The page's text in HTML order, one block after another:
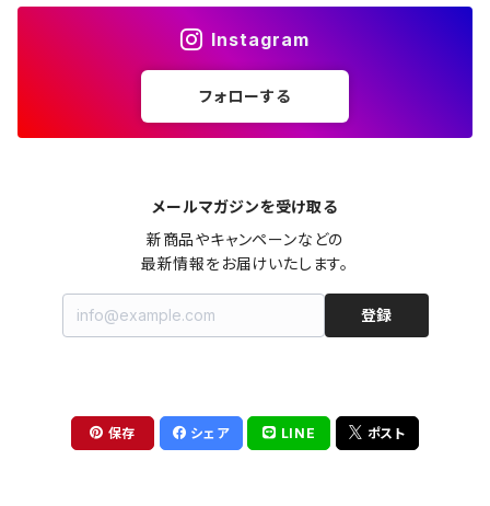
Instagram
フォローする
メールマガジンを受け取る
新商品やキャンペーンなどの
最新情報をお届けいたします。
登録
保存 シェア LINE ポスト